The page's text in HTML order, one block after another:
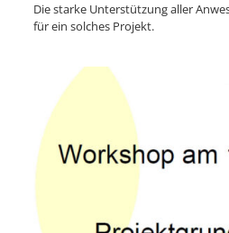
Die starke Unterstützung aller
für ein solches Projekt.